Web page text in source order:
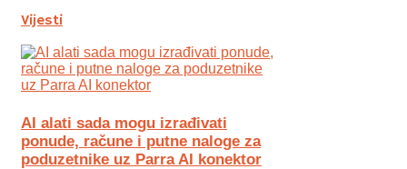
Vijesti
AI alati sada mogu izrađivati
ponude, račune i putne naloge za
poduzetnike uz Parra AI konektor